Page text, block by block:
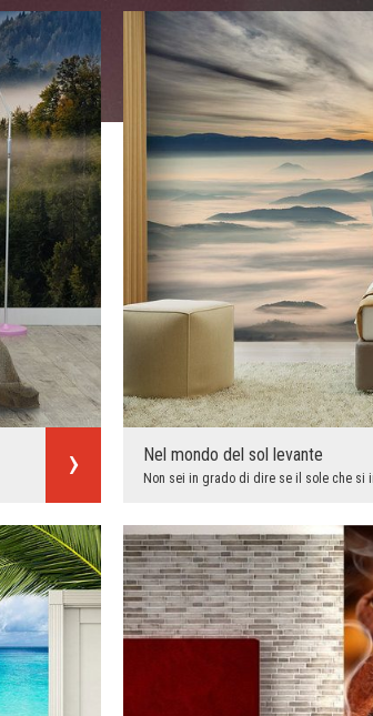
Nel mondo del sol levante
Non sei in grado di dire se il sole che si